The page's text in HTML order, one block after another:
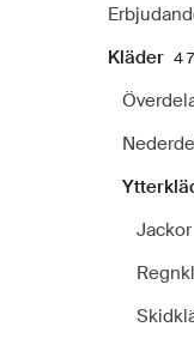
Kläder 4
Jackor